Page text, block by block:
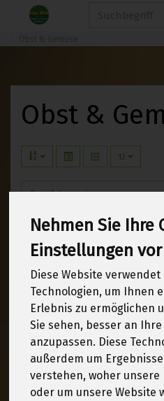
Nehmen Sie Ihre
Einstellungen vor
Diese Website
Technologien, um Ihnen
Erlebnis zu ermöglichen
Sie sehen, besser an
anzupassen. Diese
außerdem um
verstehen, woher unsere
oder um unsere Website
Obst &
12
Fruchtgemüse
Kartoffeln, Zwiebeln,
Knollen- & Wurzelgemüse
Kohlgemüse
Steinobst
Pilze & Kräuter
Salate & Stielgemüse